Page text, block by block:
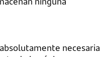
necesaria